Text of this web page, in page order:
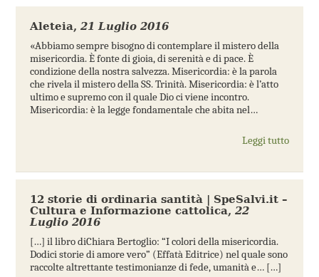
Aleteia, 21 Luglio 2016
«Abbiamo sempre bisogno di contemplare il mistero della
misericordia. È fonte di gioia, di serenità e di pace. È
condizione della nostra salvezza. Misericordia: è la parola
che rivela il mistero della SS. Trinità. Misericordia: è l’atto
ultimo e supremo con il quale Dio ci viene incontro.
Misericordia: è la legge fondamentale che abita nel…
Leggi tutto
12 storie di ordinaria santità | SpeSalvi.it –
Cultura e Informazione cattolica, 22
Luglio 2016
[…] il libro diChiara Bertoglio: “I colori della misericordia.
Dodici storie di amore vero” (Effatà Editrice) nel quale sono
raccolte altrettante testimonianze di fede, umanità e… […]